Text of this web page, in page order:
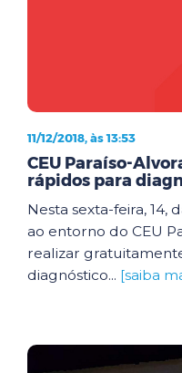
11/12/2018, às 13:53
CEU Paraíso-
rápidos para
Nesta sexta-feira, 14,
ao entorno do CEU
realizar
diagnóstico... [saiba